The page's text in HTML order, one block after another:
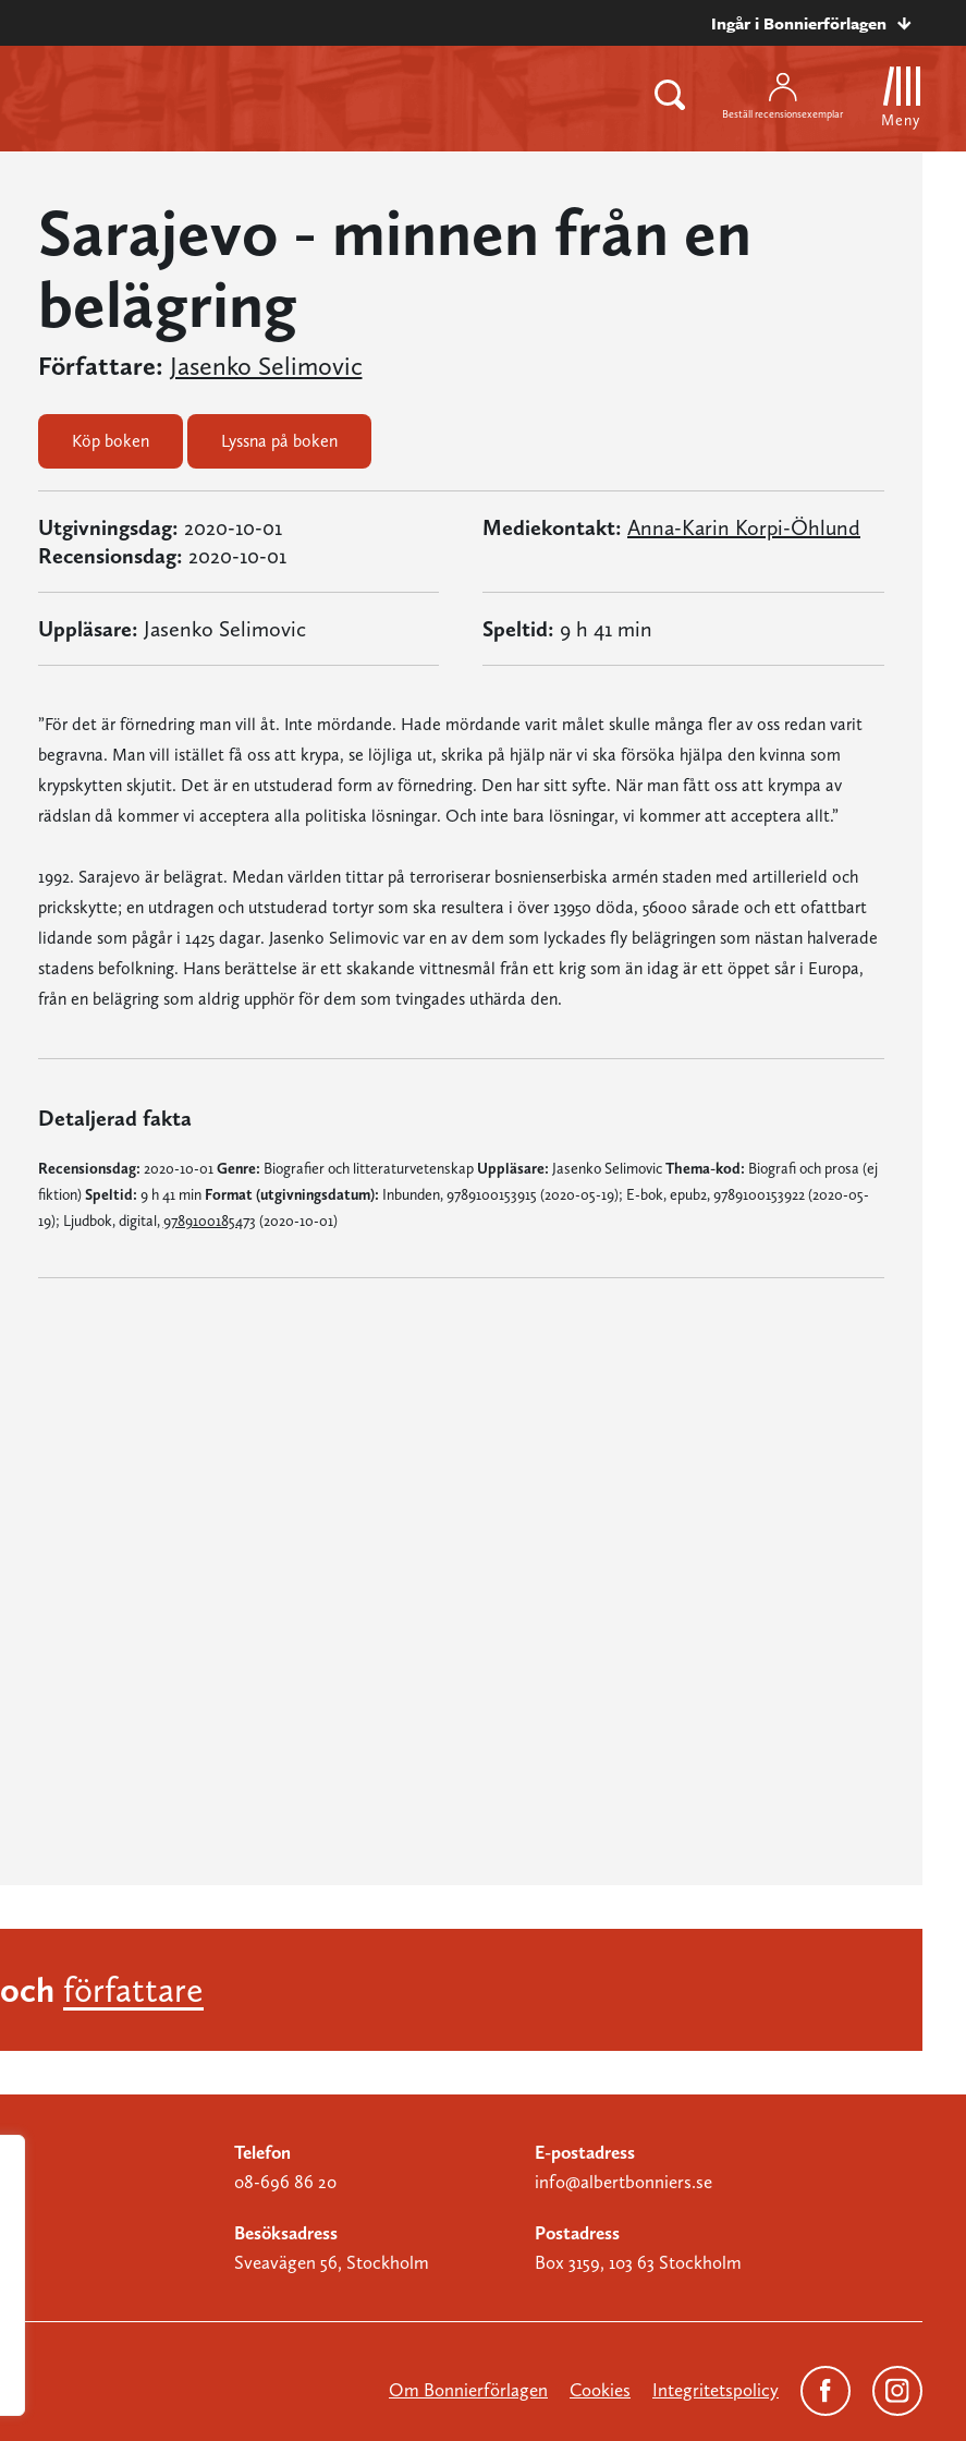
Ingår i Bonnierförlagen
Beställ recensionsexemplar Meny
Sarajevo - minnen från en
belägring
Författare: Jasenko Selimovic
Köp boken Lyssna på boken
Utgivningsdag: 2020-10-01
Recensionsdag: 2020-10-01
Mediekontakt: Anna-Karin Korpi-Öhlund
Uppläsare: Jasenko Selimovic Speltid: 9 h 41 min
”För det är förnedring man vill åt. Inte mördande. Hade mördande varit målet skulle många fler av oss redan varit
begravna. Man vill istället få oss att krypa, se löjliga ut, skrika på hjälp när vi ska försöka hjälpa den kvinna som
krypskytten skjutit. Det är en utstuderad form av förnedring. Den har sitt syfte. När man fått oss att krympa av
rädslan då kommer vi acceptera alla politiska lösningar. Och inte bara lösningar, vi kommer att acceptera allt.”
1992. Sarajevo är belägrat. Medan världen tittar på terroriserar bosnienserbiska armén staden med artillerield och
prickskytte; en utdragen och utstuderad tortyr som ska resultera i över 13950 döda, 56000 sårade och ett ofattbart
lidande som pågår i 1425 dagar. Jasenko Selimovic var en av dem som lyckades fly belägringen som nästan halverade
stadens befolkning. Hans berättelse är ett skakande vittnesmål från ett krig som än idag är ett öppet sår i Europa,
från en belägring som aldrig upphör för dem som tvingades uthärda den.
Detaljerad fakta
Recensionsdag: 2020-10-01 Genre: Biografier och litteraturvetenskap Uppläsare: Jasenko SelimovicThema-kod: Biografi och prosa (ej
fiktion)Speltid: 9 h 41 min Format (utgivningsdatum): Inbunden, 9789100153915 (2020-05-19); E-bok, epub2, 9789100153922 (2020-05-
19); Ljudbok, digital,9789100185473 (2020-10-01)
och författare
Telefon
08-696 86 20
E-postadress
info@albertbonniers.se
Besöksadress
Sveavägen 56, Stockholm
Postadress
Box 3159, 103 63 Stockholm
Om Bonnierförlagen Cookies Integritetspolicy